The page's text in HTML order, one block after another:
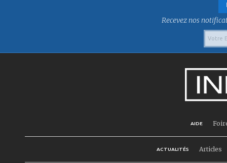
Recevez nos
AIDE
ACTUALITÉS Articles